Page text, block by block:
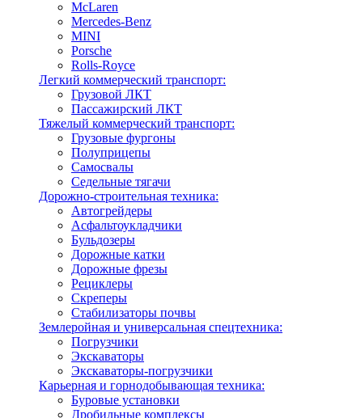
McLaren
Mercedes-Benz
MINI
Porsche
Rolls-Royce
Легкий коммерческий транспорт:
Грузовой ЛКТ
Пассажирский ЛКТ
Тяжелый коммерческий транспорт:
Грузовые фургоны
Полуприцепы
Самосвалы
Седельные тягачи
Дорожно-строительная техника:
Автогрейдеры
Асфальтоукладчики
Бульдозеры
Дорожные катки
Дорожные фрезы
Рециклеры
Скреперы
Стабилизаторы почвы
Землеройная и универсальная спецтехника:
Погрузчики
Экскаваторы
Экскаваторы-погрузчики
Карьерная и горнодобывающая техника:
Буровые установки
Дробильные комплексы